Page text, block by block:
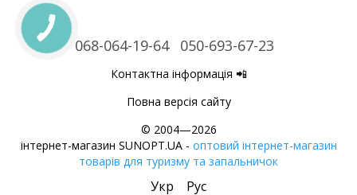
068-064-19-64 050-693-67-23
Контактна інформація 📲
Повна версія сайту
© 2004—2026
інтернет-магазин SUNOPT.UA - оптовий інтернет-магазин
товарів для туризму та запальничок
Укр Рус